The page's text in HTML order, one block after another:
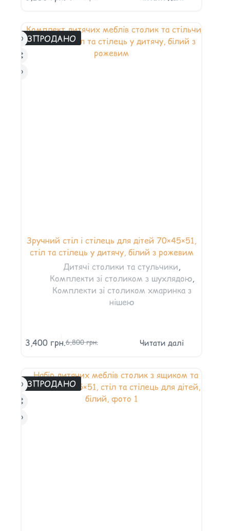
РОЗПРОДАНО
Зручний стіл і стілець для дітей 70×45×51,
стіл та стілець у дитячу, білий з рожевим
Дитячі столики та стульчики,
Комплекти зі столиком з шухлядою,
Комплекти зі столиком хмаринка з
нішею
6,800грн.
3,400 грн. Читати далі
РОЗПРОДАНО